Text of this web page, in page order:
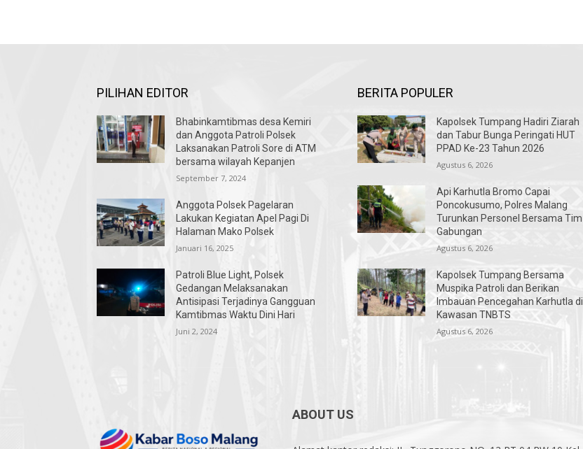
PILIHAN EDITOR
Bhabinkamtibmas desa Kemiri
dan Anggota Patroli Polsek
Laksanakan Patroli Sore di ATM
bersama wilayah Kepanjen
September 7, 2024
Anggota Polsek Pagelaran
Lakukan Kegiatan Apel Pagi Di
Halaman Mako Polsek
Januari 16, 2025
Patroli Blue Light, Polsek
Gedangan Melaksanakan
Antisipasi Terjadinya Gangguan
Kamtibmas Waktu Dini Hari
Juni 2, 2024
BERITA POPULER
Kapolsek Tumpang Hadiri Ziarah
dan Tabur Bunga Peringati HUT
PPAD Ke-23 Tahun 2026
Agustus 6, 2026
Api Karhutla Bromo Capai
Poncokusumo, Polres Malang
Turunkan Personel Bersama Tim
Gabungan
Agustus 6, 2026
Kapolsek Tumpang Bersama
Muspika Patroli dan Berikan
Imbauan Pencegahan Karhutla di
Kawasan TNBTS
Agustus 6, 2026
ABOUT US